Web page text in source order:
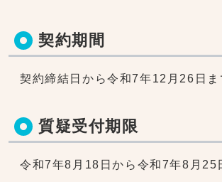
契約期間
契約締結日から令和7年12月26日ま
質疑受付期限
令和7年8月18日から令和7年8月